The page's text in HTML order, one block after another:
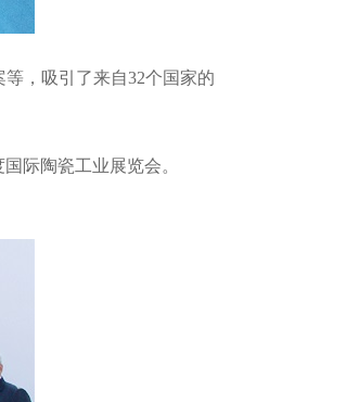
，吸引了来自32个国家的
际陶瓷工业展览会。